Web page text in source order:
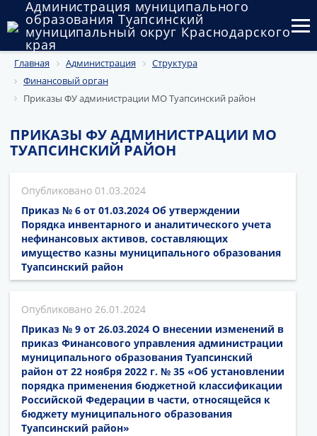
Администрация муниципального
образования Туапсинский
муниципальный округ Краснодарского
края
Округ
Администрация
Муниципальные закупки
Государственный и муниципальный контроль
Муниципальное имущество
Публичные слушания и общественные обсуждения
Документы
Главная Администрация
Структура
Финансовый орган
Приказы ФУ администрации МО Туапсинский район
ПРИКАЗЫ ФУ АДМИНИСТРАЦИИ МО
ТУАПСИНСКИЙ РАЙОН
01.03.2024
Приказ № 6 от 01.03.2024 Об утверждении
Порядка инвентарного и аналитического учета
нефинансовых активов, составляющих
имущество казны муниципального образования
Туапсинский район
26.01.2024
Приказ № 9 от 26.03.2024 О внесении изменений в
приказ Финансового управления администрации
муниципального образования Туапсинский
район от 22 ноября 2022 г. № 35 «Об установлении
порядка применения бюджетной классификации
Российской Федерации в части, относящейся к
бюджету муниципального образования
Туапсинский район»